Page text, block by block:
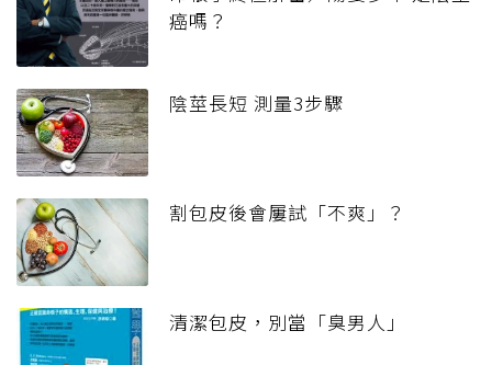
癌嗎？
陰莖長短 測量3步驟
割包皮後會屢試「不爽」？
清潔包皮，別當「臭男人」